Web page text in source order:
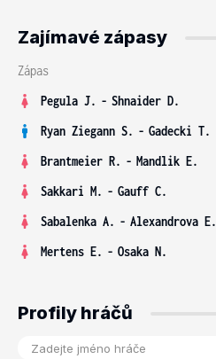
Zajímavé zápasy
Zápas
Pegula J. - Shnaider D.
Ryan Ziegann S. - Gadecki T.
Brantmeier R. - Mandlik E.
Sakkari M. - Gauff C.
Sabalenka A. - Alexandrova E.
Mertens E. - Osaka N.
Profily hráčů